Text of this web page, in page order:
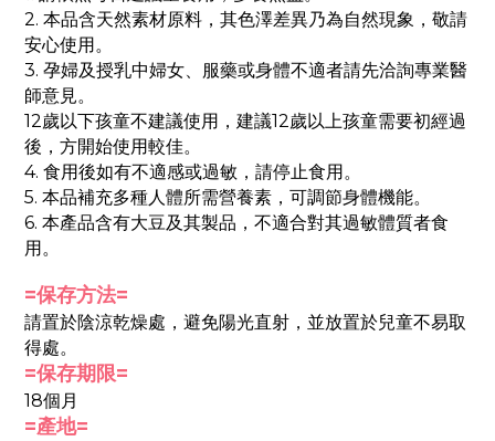
2. 本品含天然素材原料，其色澤差異乃為自然現象，敬請
安心使用。
3. 孕婦及授乳中婦女、服藥或身體不適者請先洽詢專業醫
師意見。
12歲以下孩童不建議使用，建議12歲以上孩童需要初經過
後，方開始使用較佳。
4. 食用後如有不適感或過敏，請停止食用。
5. 本品補充多種人體所需營養素，可調節身體機能。
6. 本產品含有大豆及其製品，不適合對其過敏體質者食
用。
=保存方法=
請置於陰涼乾燥處，避免陽光直射，並放置於兒童不易取
得處。
=保存期限=
18個月
=產地=